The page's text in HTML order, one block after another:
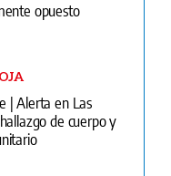
opuesto
| Alerta en Las
de cuerpo y